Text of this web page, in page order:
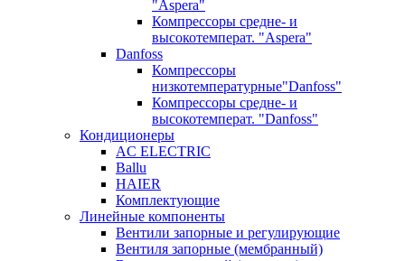
"Aspera"
Компрессоры средне- и
высокотемперат. "Aspera"
Danfoss
Компрессоры
низкотемпературные"Danfoss"
Компрессоры средне- и
высокотемперат. "Danfoss"
Кондиционеры
AC ELECTRIC
Ballu
HAIER
Комплектующие
Линейные компоненты
Вентили запорные и регулирующие
Вентиля запорные (мембранный)